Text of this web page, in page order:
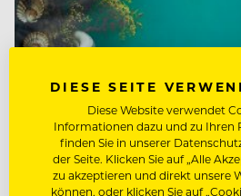
DIESE SEITE
Diese Website verwendet
Informationen dazu und zu Ihren
finden Sie in unserer
der Seite. Klicken Sie auf „Alle
zu akzeptieren und direkt unsere
können, oder klicken Sie auf